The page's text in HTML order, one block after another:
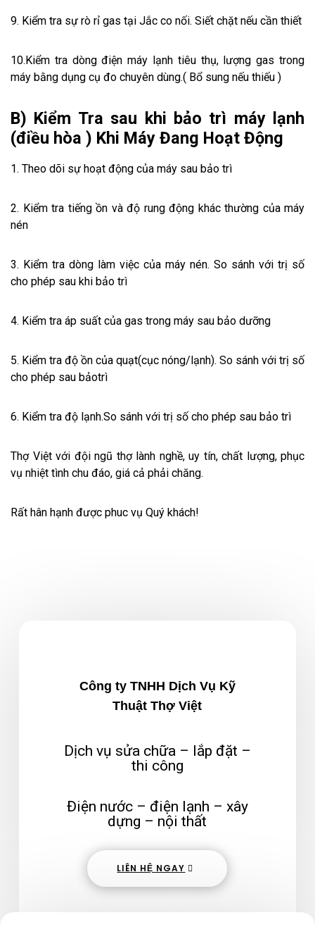
9. Kiểm tra sự rò rỉ gas tại Jắc co nối. Siết chặt nếu cần thiết
10.Kiểm tra dòng điện máy lạnh tiêu thụ, lượng gas trong
máy bằng dụng cụ đo chuyên dùng.( Bổ sung nếu thiếu )
B) Kiểm Tra sau khi bảo trì máy lạnh
(điều hòa ) Khi Máy Đang Hoạt Động
1. Theo dõi sự hoạt động của máy sau bảo trì
2. Kiểm tra tiếng ồn và độ rung động khác thường của máy
nén
3. Kiểm tra dòng làm việc của máy nén. So sánh với trị số
cho phép sau khi bảo trì
4. Kiểm tra áp suất của gas trong máy sau bảo dưỡng
5. Kiểm tra độ ồn của quạt(cục nóng/lạnh). So sánh với trị số
cho phép sau bảotrì
6. Kiểm tra độ lạnh.So sánh với trị số cho phép sau bảo trì
Thợ Việt với đội ngũ thợ lành nghề, uy tín, chất lượng, phục
vụ nhiệt tình chu đáo, giá cả phải chăng.
Rất hân hạnh được phuc vụ Quý khách!
Công ty TNHH Dịch Vụ Kỹ
Thuật Thợ Việt
Dịch vụ sửa chữa – lắp đặt –
thi công
Điện nước – điện lạnh – xây
dựng – nội thất
LIÊN HỆ NGAY